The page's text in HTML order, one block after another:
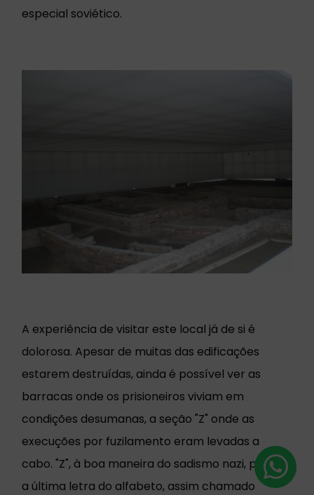
especial soviético.
A experiência de visitar este local já de si é
dolorosa. Apesar de muitas das edificações
estarem destruídas, ainda é possível ver as
barracas onde os prisioneiros viviam em
condições desumanas, a seção "Z" onde as
execuções por fuzilamento eram levadas a
cabo. "Z", à boa maneira do sadismo nazi, por ser
a última letra do alfabeto, assim chamado